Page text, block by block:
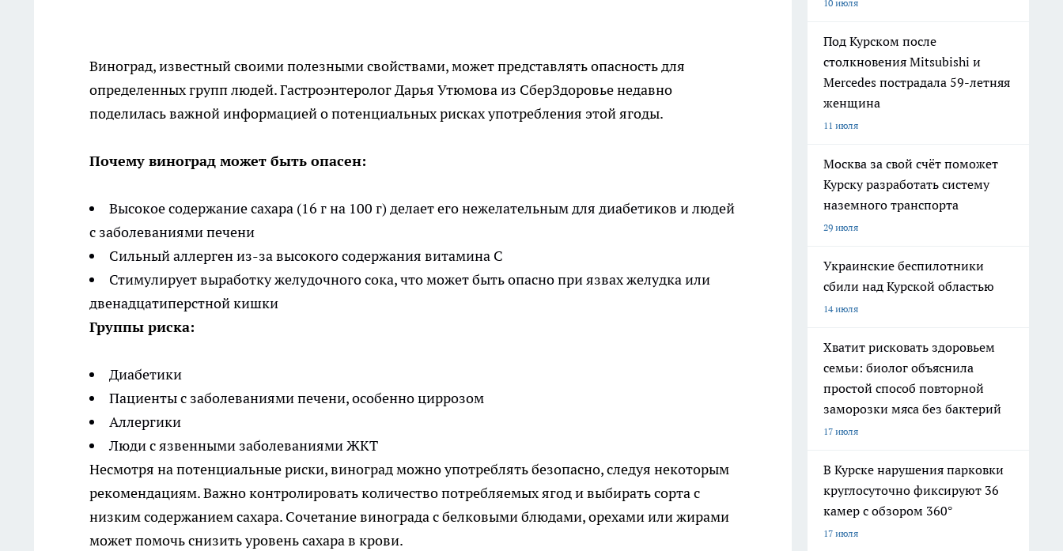
Виноград, известный своими полезными свойствами, может представлять опасность для
определенных групп людей. Гастроэнтеролог Дарья Утюмова из СберЗдоровье недавно
поделилась важной информацией о потенциальных рисках употребления этой ягоды.
Почему виноград может быть опасен:
Высокое содержание сахара (16 г на 100 г) делает его нежелательным для диабетиков и людей
с заболеваниями печени
Сильный аллерген из-за высокого содержания витамина С
Стимулирует выработку желудочного сока, что может быть опасно при язвах желудка или
двенадцатиперстной кишки
Группы риска:
Диабетики
Пациенты с заболеваниями печени, особенно циррозом
Аллергики
Люди с язвенными заболеваниями ЖКТ
Несмотря на потенциальные риски, виноград можно употреблять безопасно, следуя некоторым
рекомендациям. Важно контролировать количество потребляемых ягод и выбирать сорта с
низким содержанием сахара. Сочетание винограда с белковыми блюдами, орехами или жирами
может помочь снизить уровень сахара в крови.
10 июля
Под Курском после
столкновения Mitsubishi и
Mercedes пострадала 59-летняя
женщина
11 июля
Москва за свой счёт поможет
Курску разработать систему
наземного транспорта
29 июля
Украинские беспилотники
сбили над Курской областью
14 июля
Хватит рисковать здоровьем
семьи: биолог объяснила
простой способ повторной
заморозки мяса без бактерий
17 июля
В Курске нарушения парковки
круглосуточно фиксируют 36
камер с обзором 360°
17 июля